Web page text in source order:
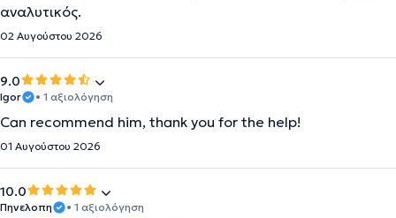
αναλυτικός.
02 Αυγούστου 2026
9.0
Igor • 1 αξιολόγηση
Can recommend him, thank you for the help!
01 Αυγούστου 2026
10.0
Πηνελοπη • 1 αξιολόγηση